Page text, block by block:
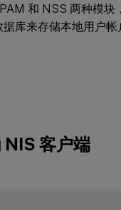
和 NSS 两种模块
库来存储本地用户帐
NIS 客户端